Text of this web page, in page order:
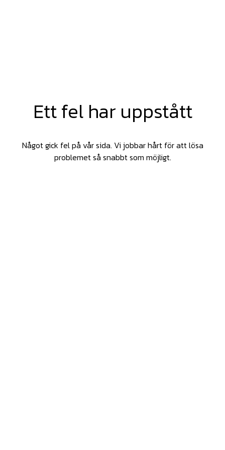
Ett fel har uppstått
Något gick fel på vår sida. Vi jobbar hårt för att lösa
problemet så snabbt som möjligt.